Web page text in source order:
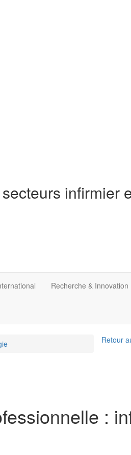
infirmier
Recherche & Innovation
Retour
: